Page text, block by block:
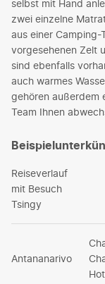
selbst mit Hand
zwei einzelne
aus einer
vorgesehenen Zelt
sind ebenfalls
auch warmes
gehören außerdem
Team Ihnen
Reiseverlauf
mit Besuch
Tsingy
Antananarivo